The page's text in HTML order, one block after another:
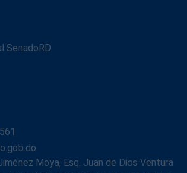
SenadoRD
Moya, Esq. Juan de Dios Ventura